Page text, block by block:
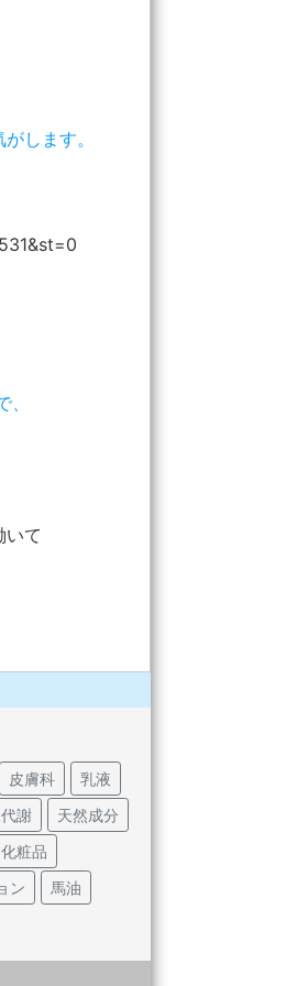
します。
いて
皮膚科
乳液
謝
天然成分
粧品
ン
馬油